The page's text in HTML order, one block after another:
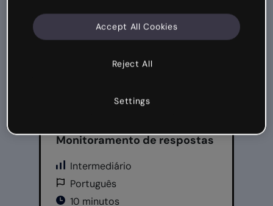
Monitoramento de respostas
Intermediário
Português
10 minutos
Reject All
Accept All Cookies
Settings